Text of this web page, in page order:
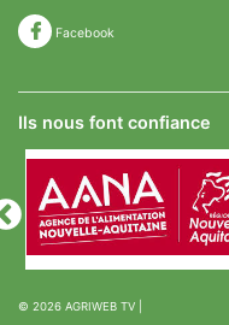
Facebook
Ils nous font confiance
© 2026 AGRIWEB TV